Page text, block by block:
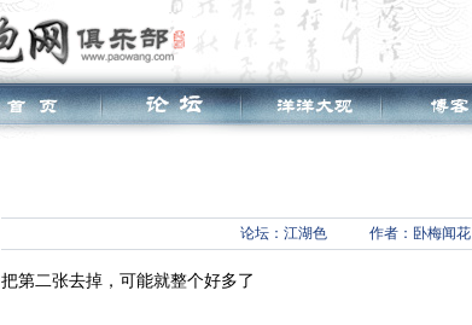
论坛： 江湖色 作者：卧梅闻花
把第二张去掉，可能就整个好多了